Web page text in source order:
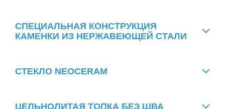
СПЕЦИАЛЬНАЯ КОНСТРУКЦИЯ
КАМЕНКИ ИЗ НЕРЖАВЕЮЩЕЙ СТАЛИ
Заменяемые детали печей
СТЕКЛО NEOCERAM
ЦЕЛЬНОЛИТАЯ ТОПКА БЕЗ ШВА